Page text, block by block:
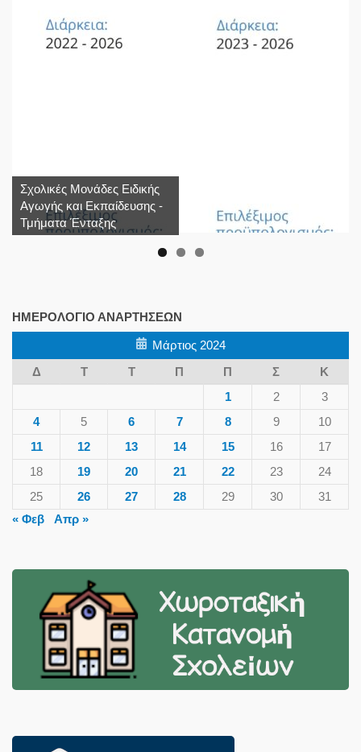
Σχολικές Μονάδες Ειδικής
Αγωγής και Εκπαίδευσης -
Τμήματα Ένταξης
ΗΜΕΡΟΛΌΓΙΟ ΑΝΑΡΤΉΣΕΩΝ
Μάρτιος 2024
Δ
Τ Τ Π Π Σ
Κ
1
2
3
4
5 6 7 8 9
10
11
12 13 14 15 16
17
18
19 20 21 22 23
24
25
26 27 28 29 30
31
« Φεβ
Απρ »